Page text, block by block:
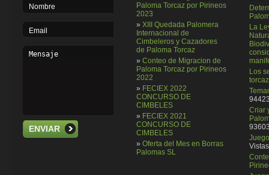
ENVIAR
Paloma Torcaz por Pirineos
2023
» XIII Quedada Palomera
Internacional de
Cimbeleros y Cazadores
de Paloma Torcaz
» Conteo de Migracion de
Paloma Torcaz por Pirineos
2022
» FECIEX 2022
CONCURSO DE
CIMBELES
» FECIEX 2021
CONCURSO DE
CIMBELES
» Oferta del Mes en Borras
Palomas SL
La
Los
torcaz
Criar
Vistas